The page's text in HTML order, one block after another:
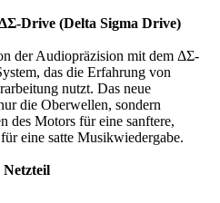
Drive (Delta Sigma Drive)
der Audiopräzision mit dem ΔΣ-
das die Erfahrung von
nutzt. Das neue
die Oberwellen, sondern
des Motors für eine sanftere,
eine satte Musikwiedergabe.
Netzteil